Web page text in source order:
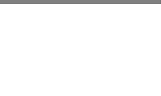
Vertrag widerrufen